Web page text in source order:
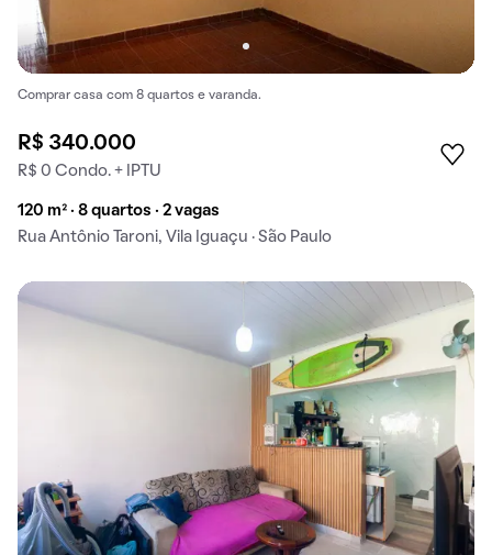
Comprar casa com 8 quartos e varanda.
R$ 340.000
R$ 0 Condo. + IPTU
120 m² · 8 quartos · 2 vagas
Rua Antônio Taroni, Vila Iguaçu · São Paulo